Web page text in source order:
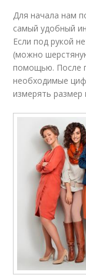
Для начала нам
самый удобный
Если под рукой
(можно
помощью. После
необходимые
измерять размер